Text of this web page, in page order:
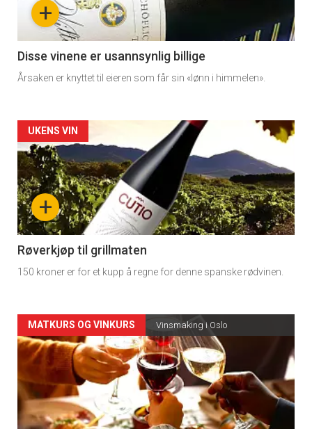
3
+
Disse vinene er usannsynlig billige
Årsaken er knyttet til eieren som får sin «lønn i himmelen».
Forsiden
akkurat
nå
-
4
+
UKENS VIN
Røverkjøp til grillmaten
150 kroner er for et kupp å regne for denne spanske rødvinen.
Forsiden
akkurat
nå
-
MATKURS OG VINKURS Vinsmaking i Oslo